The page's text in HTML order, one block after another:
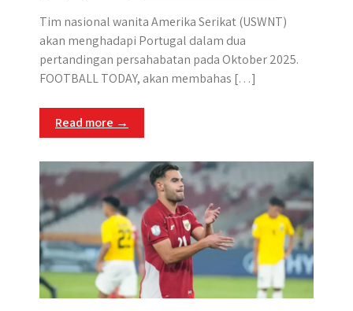
Tim nasional wanita Amerika Serikat (USWNT)
akan menghadapi Portugal dalam dua
pertandingan persahabatan pada Oktober 2025.
FOOTBALL TODAY, akan membahas […]
Read more →